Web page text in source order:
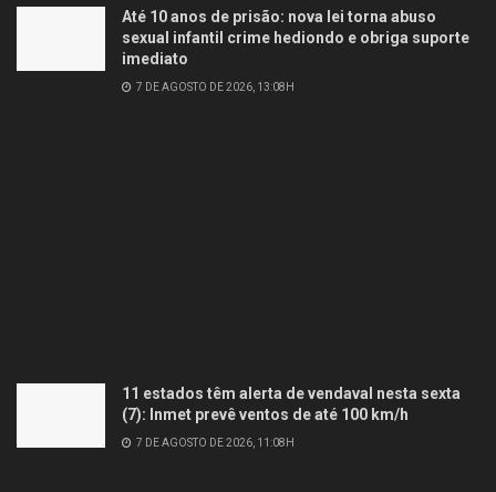
Até 10 anos de prisão: nova lei torna abuso
sexual infantil crime hediondo e obriga suporte
imediato
7 DE AGOSTO DE 2026, 13:08H
11 estados têm alerta de vendaval nesta sexta
(7): Inmet prevê ventos de até 100 km/h
7 DE AGOSTO DE 2026, 11:08H